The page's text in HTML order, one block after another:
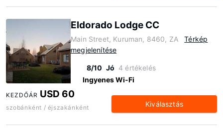
Eldorado Lodge CC
Main Street, Kuruman, 8460, ZA
Térkép
megjelenítése
8/10 Jó 4 értékelés
Ingyenes Wi-Fi
KEZDŐÁR USD 60
szobánként / éjszakánként Kiválasztás